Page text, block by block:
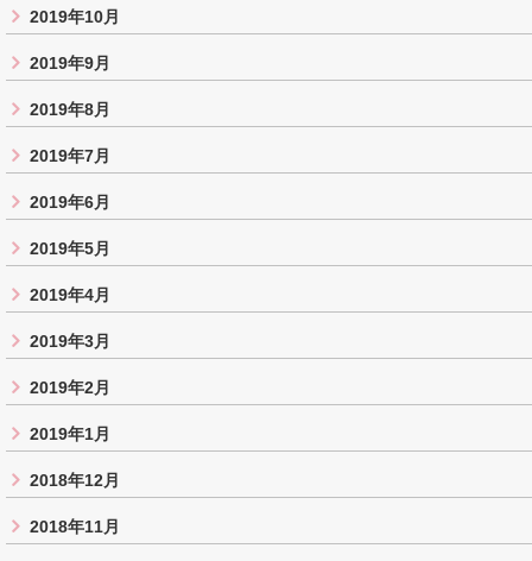
2019年10月
2019年9月
2019年8月
2019年7月
2019年6月
2019年5月
2019年4月
2019年3月
2019年2月
2019年1月
2018年12月
2018年11月